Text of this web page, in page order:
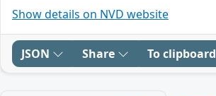
Show details on NVD website
JSON Share To clipboard